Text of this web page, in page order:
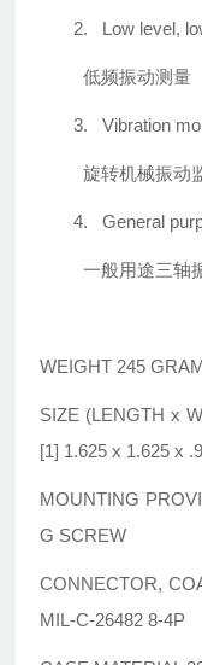
2. Low level,
低频振动测量
3. Vibration
旋转机械振动
4. General
一般用途三轴
WEIGHT 245
SIZE (LENGTH x
[1] 1.625 x 1.625 x
MOUNTING
G SCREW
CONNECTOR,
MIL-C-26482 8-4P